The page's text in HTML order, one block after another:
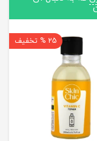
25 % تخفیف